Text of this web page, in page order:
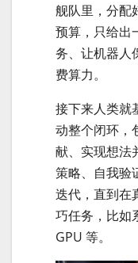
舰队里，分配
预算，只给出
务、让机器人
费算力。
接下来人类就
动整个闭环，
献、实现想法
策略、自我验
迭代，直到在
巧任务，比如
GPU 等。